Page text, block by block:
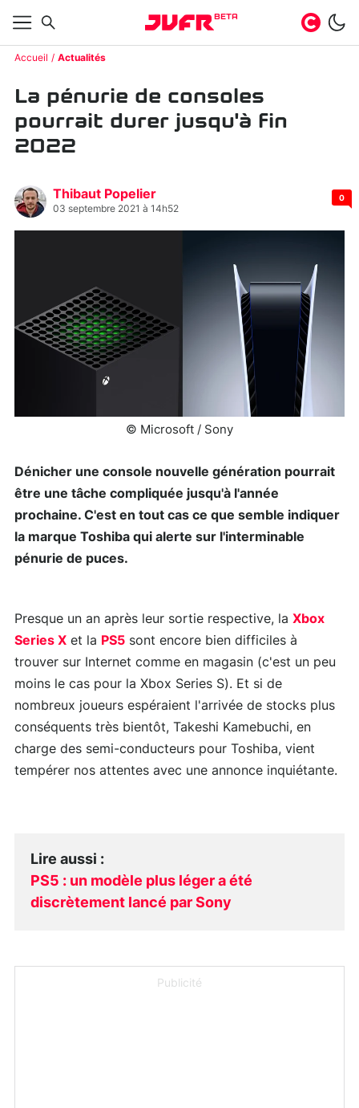
BETA
Accueil Actualités
La pénurie de consoles
pourrait durer jusqu'à fin
2022
Thibaut Popelier
03 septembre 2021 à 14h52
0
© Microsoft / Sony
Dénicher une console nouvelle génération pourrait
être une tâche compliquée jusqu'à l'année
prochaine. C'est en tout cas ce que semble indiquer
la marque Toshiba qui alerte sur l'interminable
pénurie de puces.
Presque un an après leur sortie respective, la Xbox
Series X et la PS5 sont encore bien difficiles à
trouver sur Internet comme en magasin (c'est un peu
moins le cas pour la Xbox Series S). Et si de
nombreux joueurs espéraient l'arrivée de stocks plus
conséquents très bientôt, Takeshi Kamebuchi, en
charge des semi-conducteurs pour Toshiba, vient
tempérer nos attentes avec une annonce inquiétante.
Lire aussi :
PS5 : un modèle plus léger a été
discrètement lancé par Sony
Publicité